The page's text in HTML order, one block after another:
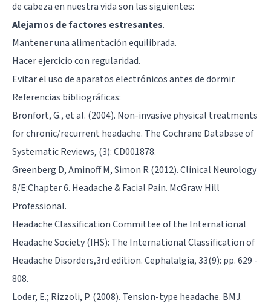
de cabeza en nuestra vida son las siguientes:
Alejarnos de factores estresantes.
Mantener una alimentación equilibrada.
Hacer ejercicio con regularidad.
Evitar el uso de aparatos electrónicos antes de dormir.
Referencias bibliográficas:
Bronfort, G., et al. (2004). Non-invasive physical treatments
for chronic/recurrent headache. The Cochrane Database of
Systematic Reviews, (3): CD001878.
Greenberg D, Aminoff M, Simon R (2012). Clinical Neurology
8/E:Chapter 6. Headache & Facial Pain. McGraw Hill
Professional.
Headache Classification Committee of the International
Headache Society (IHS): The International Classification of
Headache Disorders,3rd edition. Cephalalgia, 33(9): pp. 629 -
808.
Loder, E.; Rizzoli, P. (2008). Tension-type headache. BMJ.